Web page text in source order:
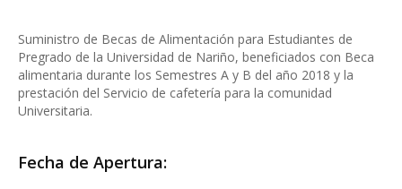
Suministro de Becas de Alimentación para Estudiantes de
Pregrado de la Universidad de Nariño, beneficiados con Beca
alimentaria durante los Semestres A y B del año 2018 y la
prestación del Servicio de cafetería para la comunidad
Universitaria.
Fecha de Apertura: